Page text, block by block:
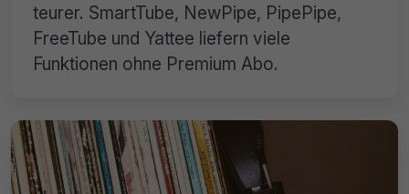
teurer. SmartTube, NewPipe, PipePipe,
FreeTube und Yattee liefern viele
Funktionen ohne Premium Abo.